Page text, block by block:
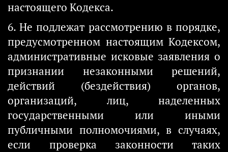
настоящего Кодекса.
6. Не подлежат рассмотрению в порядке,
предусмотренном настоящим Кодексом,
административные исковые заявления о
признании незаконными решений,
действий (бездействия) органов,
организаций, лиц, наделенных
государственными или иными
публичными полномочиями, в случаях,
если проверка законности таких